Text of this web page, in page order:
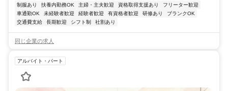
制服あり 扶養内勤務OK 主婦・主夫歓迎 資格取得支援あり
フリーター歓迎
車通勤OK
未経験者歓迎 経験者歓迎 有資格者歓迎 研修あり
ブランクOK
交通費支給
長期歓迎 シフト制 社割あり
同じ企業の求人
アルバイト・パート